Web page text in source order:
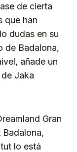
de cierta
que han
dudas en su
de Badalona,
añade un
Jaka
Gran
lo está